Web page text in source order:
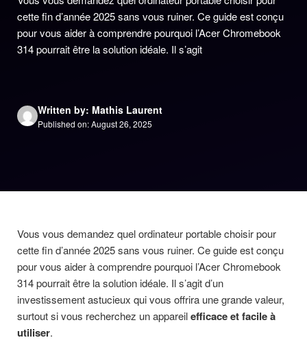
cette fin d’année 2025 sans vous ruiner. Ce guide est conçu
pour vous aider à comprendre pourquoi l’Acer Chromebook
314 pourrait être la solution idéale. Il s’agit
Written by: Mathis Laurent
Published on: August 26, 2025
Vous vous demandez quel ordinateur portable choisir pour
cette fin d’année 2025 sans vous ruiner. Ce guide est conçu
pour vous aider à comprendre pourquoi l’Acer Chromebook
314 pourrait être la solution idéale. Il s’agit d’un
investissement astucieux qui vous offrira une grande valeur,
surtout si vous recherchez un appareilefficace et facile à
utiliser.